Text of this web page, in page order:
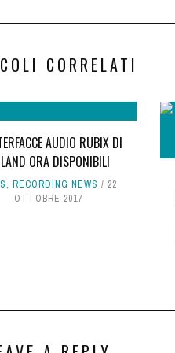
CORRELATI
AUDIO RUBIX DI
ORA DISPONIBILI
,RECORDING NEWS
22
OTTOBRE 2017